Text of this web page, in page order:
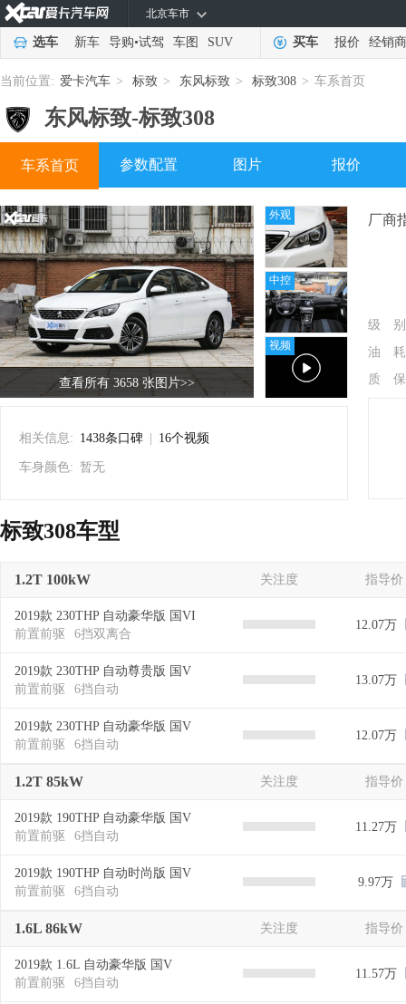
北京车市
选车 新车 导购•试驾 车图 SUV 买车 报价 经销商
当前位置: 爱卡汽车 > 标致 > 东风标致 > 标致308 > 车系首页
东风标致-标致308
车系首页 参数配置 图片 报价
查看所有 3658 张图片>>
外观
中控
视频
相关信息: 1438条口碑 16个视频
车身颜色: 暂无
厂商
级 别
油 耗
质 保
标致308车型
1.2T 100kW 关注度 指导价
2019款 230THP 自动豪华版 国VI
前置前驱
6挡双离合
12.07万
2019款 230THP 自动尊贵版 国V
前置前驱
6挡自动
13.07万
2019款 230THP 自动豪华版 国V
前置前驱
6挡自动
12.07万
1.2T 85kW 关注度 指导价
2019款 190THP 自动豪华版 国V
前置前驱
6挡自动
11.27万
2019款 190THP 自动时尚版 国V
前置前驱
6挡自动
9.97万
1.6L 86kW 关注度 指导价
2019款 1.6L 自动豪华版 国V
前置前驱
6挡自动
11.57万